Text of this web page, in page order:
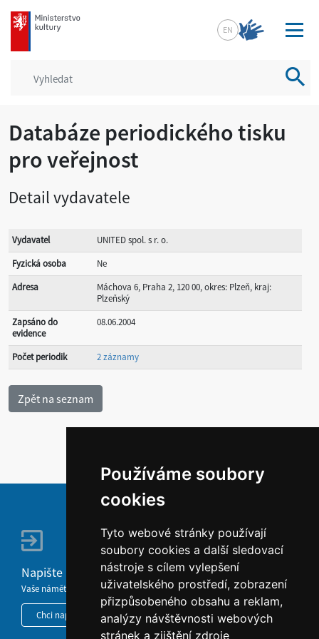
Používáme soubory
cookies
Tyto webové stránky používají
soubory cookies a další sledovací
nástroje s cílem vylepšení
uživatelského prostředí, zobrazení
přizpůsobeného obsahu a reklam,
analýzy návštěvnosti webových
stránek a zjištění zdroje
mkcr.cz
EN
Databáze periodického tisku
pro veřejnost
Detail vydavatele
Vydavatel
UNITED spol. s r. o.
Fyzická osoba
Ne
Adresa
Máchova 6, Praha 2, 120 00, okres: Plzeň, kraj:
Plzeňský
Zapsáno do
evidence
08.06.2004
Počet periodik 2 záznamy
Napište nám
Vaše náměty, komentáře, připomínky a dotazy nezůstanou bez odezvy.
Chci napsat MKČR